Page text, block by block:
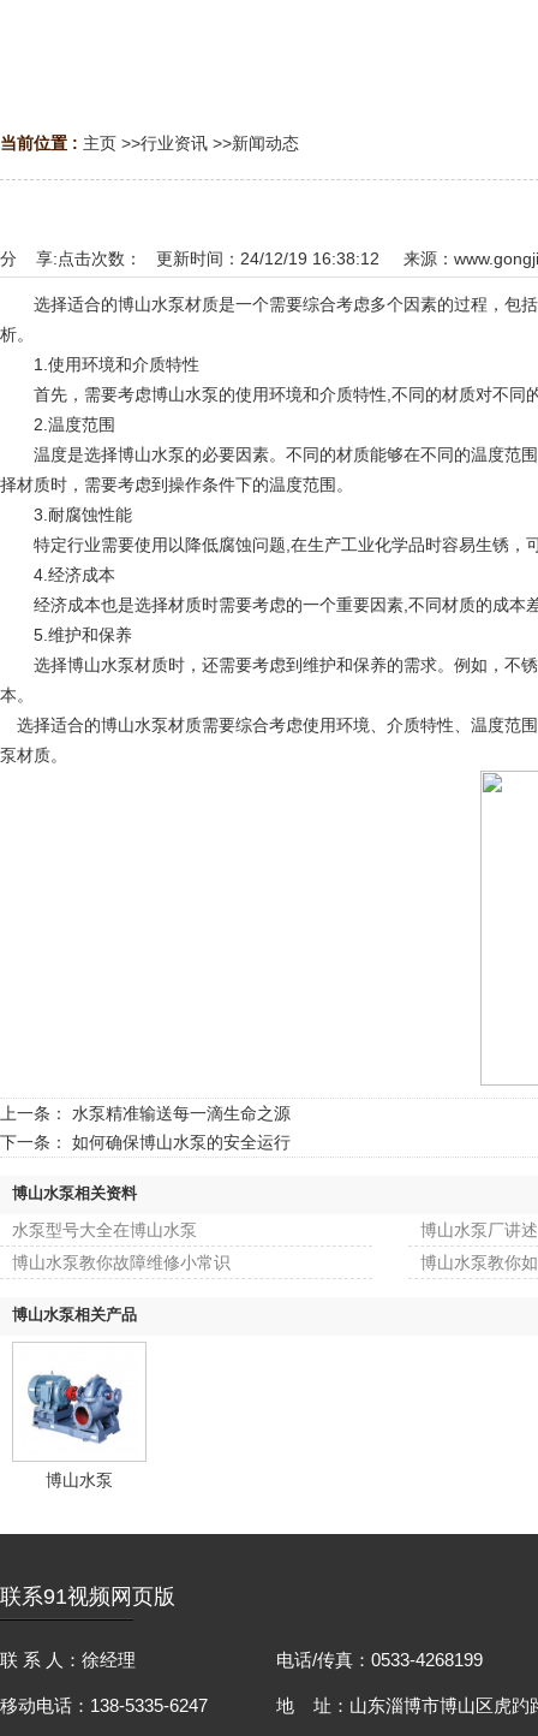
当前位置 : 主页 >>行业资讯 >>新闻动态
点击次数： 更新时间：24/12/19 16:38:12 来源：
分 享:
选择适合的博山水泵材质是一个需要综合考虑多个因素的过程，包
析。
1.使用环境和介质特性
首先，需要考虑博山水泵的使用环境和介质特性,不同的材质对不同
2.温度范围
温度是选择博山水泵的必要因素。不同的材质能够在不同的温度范
择材质时，需要考虑到操作条件下的温度范围。
3.耐腐蚀性能
特定行业需要使用以降低腐蚀问题,在生产工业化学品时容易生锈，
4.经济成本
经济成本也是选择材质时需要考虑的一个重要因素,不同材质的成本
5.维护和保养
选择博山水泵材质时，还需要考虑到维护和保养的需求。例如，不
本。
选择适合的博山水泵材质需要综合考虑使用环境、介质特性、温度范
泵材质。
上一条： 水泵精准输送每一滴生命之源
下一条： 如何确保博山水泵的安全运行
博山水泵相关资料
水泵型号大全在博山水泵
博山水泵厂讲
博山水泵教你故障维修小常识
博山水泵教你
博山水泵相关产品
博山水泵
联系91视频网页版
联 系 人：徐经理
移动电话：138-5335-6247
电话/传真：0533-4268199
地 址：山东淄博市博山区虎趵